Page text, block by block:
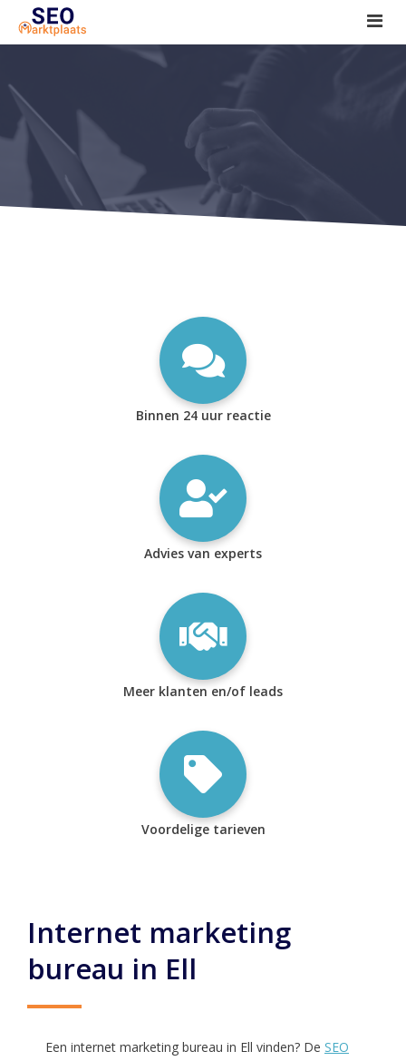
SEO tools reviews
Marketeer bij jou in de buurt?
Offerte
1. Seo voor beginners +
2. Onderzoeken +
Binnen 24 uur reactie
Advies van experts
Meer klanten en/of leads
Voordelige tarieven
Internet marketing
bureau in Ell
Een internet marketing bureau in Ell vinden? De SEO